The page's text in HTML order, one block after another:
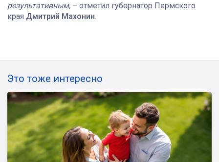
результативным, – отметил губернатор Пермского
края Дмитрий Махонин.
Это тоже интересно